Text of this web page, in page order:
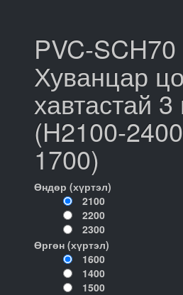
PVC-SCH70
Хуванцар
хавтастай 3
(H2100-
1700)
Өндөр (хүртэл)
2100
2200
2300
Өргөн (хүртэл)
1600
1400
1500